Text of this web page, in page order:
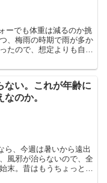
ーでも体重は減るのか挑
、梅雨の時期で雨が多か
たので、想定よりも自転
ない。これが年齢に
のか。
ら、今週は暑いから遠出
風邪が治らないので、全
末。昔はもうちょっと直